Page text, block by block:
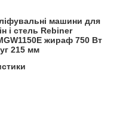
машини для
і стель Rebiner
жираф 750 Вт
215 мм